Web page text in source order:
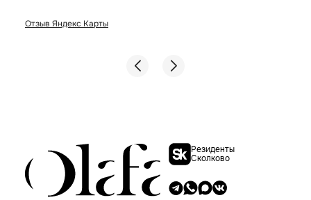
украшения без лишнего напора и без
Отзыв Яндекс Карты
Резиденты
Сколково